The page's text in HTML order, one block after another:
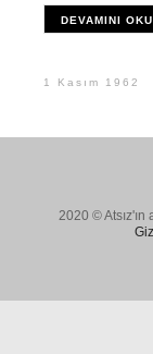
DEVAMINI OKU
1 Kasım 1962
2020 © Atsız'ın